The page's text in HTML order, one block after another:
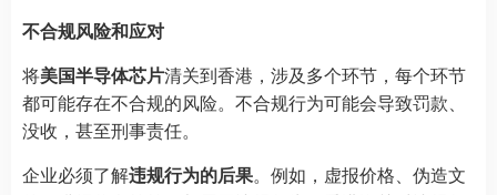
不合规风险和应对
将美国半导体芯片清关到香港，涉及多个环节，每个环节
都可能存在不合规的风险。不合规行为可能会导致罚款、
没收，甚至刑事责任。
企业必须了解违规行为的后果。例如，虚报价格、伪造文